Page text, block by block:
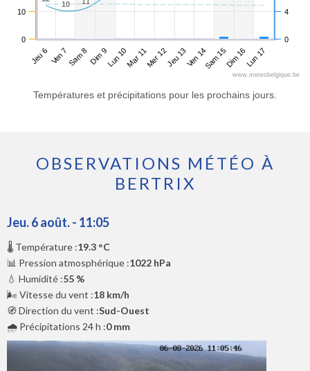
10
10
Jeu 6 Ven 7Sam 8Dim 9Lun 10Mar 11Mer 12Jeu 13Ven 14Sam 15Dim 16Lun 17
0
10
0
4
www.meteobelgique.be
Températures et précipitations pour les prochains jours.
OBSERVATIONS MÉTÉO À
BERTRIX
Jeu. 6 août. - 11:05
🌡️ Température :19.3 °C
📊 Pression atmosphérique :1022 hPa
💧 Humidité :55 %
🌬️ Vitesse du vent :18 km/h
🧭 Direction du vent :Sud-Ouest
🌧️ Précipitations 24 h :0 mm